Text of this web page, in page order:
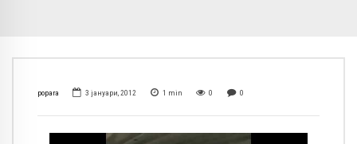
popara 3 јануари, 2012 1 min 0 0